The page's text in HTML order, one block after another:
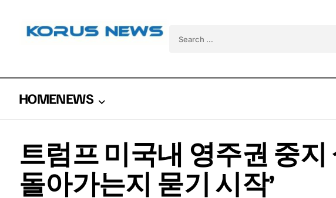
HOMENEWS
트럼프 미국내 영주권 중지
돌아가는지 묻기 시작’